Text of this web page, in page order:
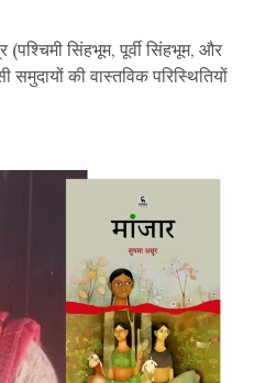
सिंहभूम, पूर्वी सिंहभूम, और
की वास्तविक परिस्थितियों